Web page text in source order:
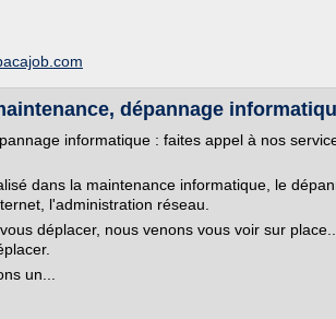
dépannage
informatique : faites appel à nos
dans la maintenance informatique, le
l'administration réseau.
déplacer, nous venons vous voir sur
un...